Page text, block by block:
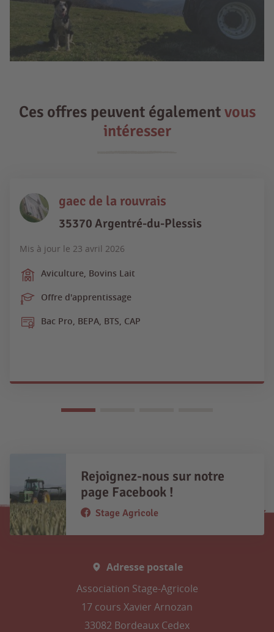
Ces offres peuvent égalementvous
intéresser
gaec de la rouvrais
35370 Argentré-du-Plessis
Mis à jour le 23 avril 2026
Aviculture, Bovins Lait
Offre d'apprentissage
Bac Pro, BEPA, BTS, CAP
Rejoignez-nous sur notre
page Facebook !
Stage Agricole
Adresse postale
Association Stage-Agricole
17 cours Xavier Arnozan
33082 Bordeaux Cedex